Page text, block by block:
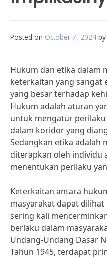
Posted on October 7, 2024 by
Hukum dan etika dalam
keterkaitan yang sangat
yang besar terhadap
Hukum adalah aturan
untuk mengatur
dalam koridor yang
Sedangkan etika adalah
diterapkan oleh individu
menentukan perilaku
Keterkaitan antara
masyarakat dapat
sering kali
berlaku dalam
Undang-Undang Dasar
Tahun 1945, terdapat